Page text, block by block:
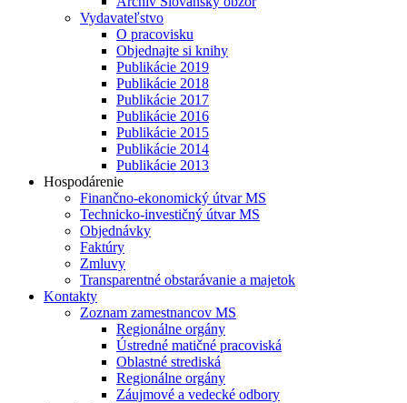
Vydavateľstvo
O pracovisku
Objednajte si knihy
Publikácie 2019
Publikácie 2018
Publikácie 2017
Publikácie 2016
Publikácie 2015
Publikácie 2014
Publikácie 2013
Hospodárenie
Finančno-ekonomický útvar MS
Technicko-investičný útvar MS
Objednávky
Faktúry
Zmluvy
Transparentné obstarávanie a majetok
Kontakty
Zoznam zamestnancov MS
Regionálne orgány
Ústredné matičné pracoviská
Oblastné strediská
Regionálne orgány
Záujmové a vedecké odbory